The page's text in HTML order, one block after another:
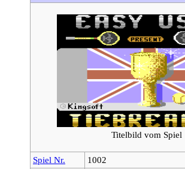
Titelbild vom Spiel
Spiel Nr.
1002